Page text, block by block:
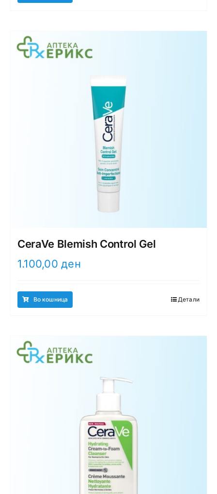
CeraVe Blemish Control Gel
1.100,00ден
Во кошница Детали